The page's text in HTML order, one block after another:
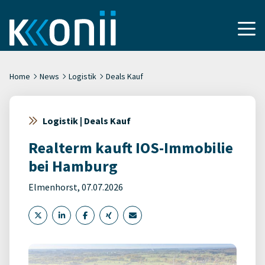
Home News Logistik Deals Kauf
Logistik | Deals Kauf
Realterm kauft IOS-Immobilie
bei Hamburg
Elmenhorst, 07.07.2026